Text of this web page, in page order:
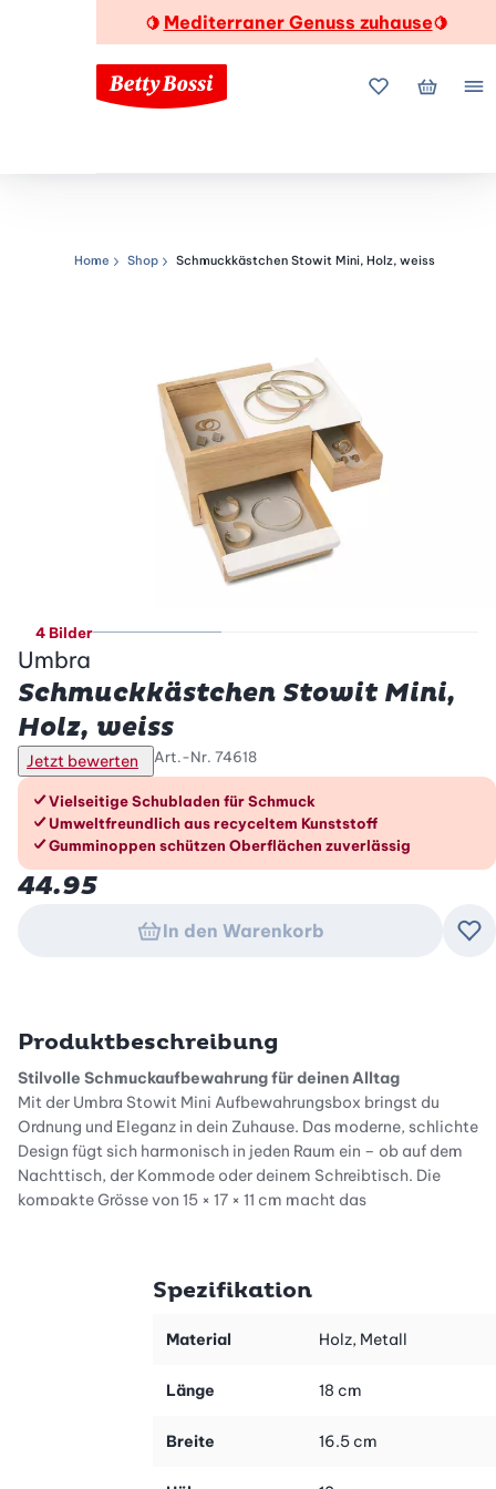
🍋 Mediterraner Genuss zuhause🍋
MeineMein
Navigationspfad
Home Shop Schmuckkästchen Stowit Mini, Holz, weiss
4 Bilder
Umbra
Schmuckkästchen Stowit Mini,
Holz, weiss
Jetzt bewerten Art.-Nr. 74618
Die Vorteile im Überblick
Vielseitige Schubladen für Schmuck
Umweltfreundlich aus recyceltem Kunststoff
Gumminoppen schützen Oberflächen zuverlässig
44.95
In den Warenkorb
Produktbeschreibung
Stilvolle Schmuckaufbewahrung für deinen Alltag
Mit der Umbra Stowit Mini Aufbewahrungsbox bringst du
Ordnung und Eleganz in dein Zuhause. Das moderne, schlichte
Design fügt sich harmonisch in jeden Raum ein – ob auf dem
Nachttisch, der Kommode oder deinem Schreibtisch. Die
kompakte Grösse von 15 × 17 × 11 cm macht das
Die Stowit Mini Schmuckschatulle überzeugt durch ihre cleveren
diverse Schmuckstücke und Accessoires eignen. Jede
deinen Schmuck zuverlässig vor Kratzern schützt und ein
Spezifikation
Material Holz, Metall
Länge 18 cm
Breite 16.5 cm